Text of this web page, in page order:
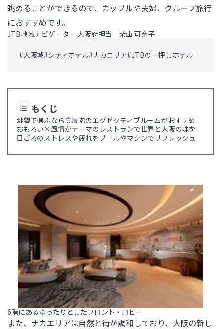
眺めることができるので、カップルや夫婦、グループ旅行
におすすめです。
JTB地域ナビゲーター 大阪府担当 柴山 可奈子
#大阪城#シティホテル#ナカエリア#JTBの一押しホテル
もくじ
眺望で選ぶなら高層階のエグゼクティブルームがおすすめ
おもろい×風情がテーマのレストランで世界と大阪の味を
日ごろのストレスや疲れをプールやマシンでリフレッシュ
6階にあるゆったりとしたフロント・ロビー
また、ナカエリアは自然と街が調和しており、大阪の新し